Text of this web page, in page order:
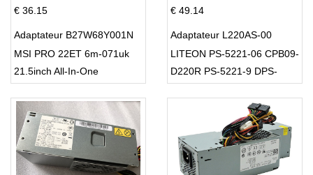
€ 36.15
Adaptateur B27W68Y001N
MSI PRO 22ET 6m-071uk
21.5inch All-In-One
€ 49.14
Adaptateur L220AS-00
LITEON PS-5221-06 CPB09-
D220R PS-5221-9 DPS-